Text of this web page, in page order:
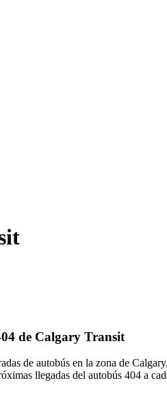
de Calgary Transit
de autobús en la zona de
llegadas del autobús 404 a